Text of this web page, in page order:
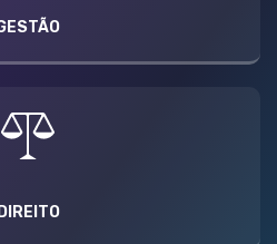
DIREITO